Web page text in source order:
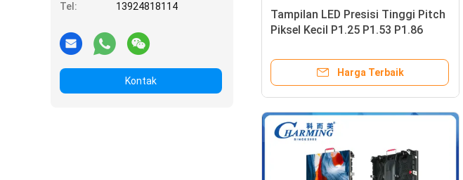
Tel:
13924818114
Kontak
Tampilan LED Presisi Tinggi Pitch
Piksel Kecil P1.25 P1.53 P1.86
Pertemuan Dalam Ruangan
Harga Terbaik